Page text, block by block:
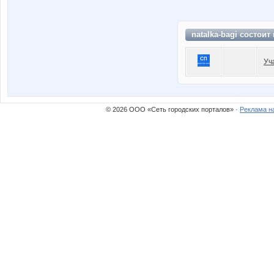
natalka-bagi
© 2026 ООО «Сеть городских порталов» · Реклама